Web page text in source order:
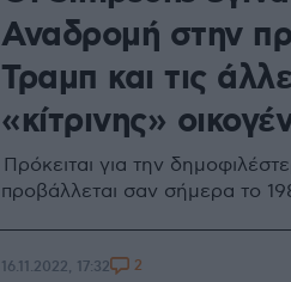
Αναδρομή στην
Τραμπ και τις
«κίτρινης»
Πρόκειται για την
προβάλλεται σαν σήμερα το
16.11.2022, 17:32 2